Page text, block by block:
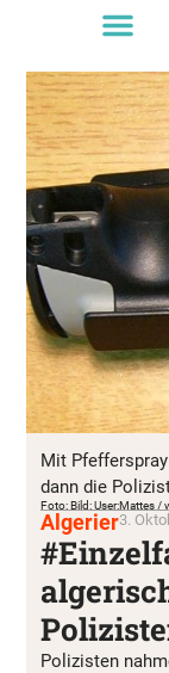
Mit
dann die
Foto: Bild: User:Mattes /
Algerier3.
Polizisten